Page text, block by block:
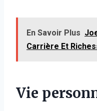
En Savoir Plus
Carrière Et
Vie